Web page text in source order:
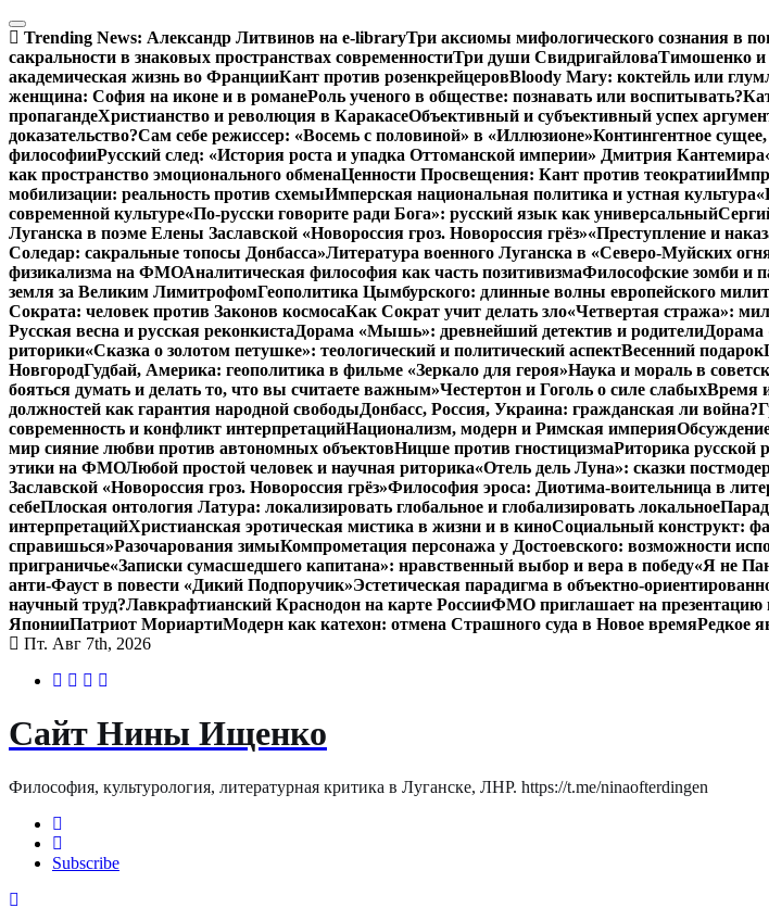
Перейти
к
содержимому
Trending News: Александр Литвинов на e-libraryТри аксиомы мифологического сознания в
сакральности в знаковых пространствах современностиТри души СвидригайловаТимошенко и
академическая жизнь во ФранцииКант против розенкрейцеровBloody Mary: коктейль или
женщина: София на иконе и в романеРоль ученого в обществе: познавать или воспитывать?
пропагандеХристианство и революция в КаракасеОбъективный и субъективный успех
доказательство?Сам себе режиссер: «Восемь с половиной» в «Иллюзионе»Контингентное
философииРусский след: «История роста и упадка Оттоманской империи» Дмитрия Кантемира
как пространство эмоционального обменаЦенности Просвещения: Кант против теократии
мобилизации: реальность против схемыИмперская национальная политика и устная культура
современной культуре«По-русски говорите ради Бога»: русский язык как универсальный
Луганска в поэме Елены Заславской «Новороссия гроз. Новороссия грёз»«Преступление и
Соледар: сакральные топосы Донбасса»Литература военного Луганска в «Северо-Муйских
физикализма на ФМОАналитическая философия как часть позитивизмаФилософские зомби и
земля за Великим ЛимитрофомГеополитика Цымбурского: длинные волны европейского
Сократа: человек против Законов космосаКак Сократ учит делать зло«Четвертая стража»:
Русская весна и русская реконкистаДорама «Мышь»: древнейший детектив и родители
риторики«Сказка о золотом петушке»: теологический и политический аспектВесенний подарок
НовгородГудбай, Америка: геополитика в фильме «Зеркало для героя»Наука и мораль в
бояться думать и делать то, что вы считаете важным»Честертон и Гоголь о силе слабыхВремя
должностей как гарантия народной свободыДонбасс, Россия, Украина: гражданская ли война?
современность и конфликт интерпретацийНационализм, модерн и Римская империя
мир сияние любви против автономных объектовНицше против гностицизмаРиторика русской
этики на ФМОЛюбой простой человек и научная риторика«Отель дель Луна»: сказки
Заславской «Новороссия гроз. Новороссия грёз»Философия эроса: Диотима-воительница в
себеПлоская онтология Латура: локализировать глобальное и глобализировать локальное
интерпретацийХристианская эротическая мистика в жизни и в киноСоциальный конструкт:
справишься»Разочарования зимыКомпрометация персонажа у Достоевского: возможности
приграничье«Записки сумасшедшего капитана»: нравственный выбор и вера в победу«Я не
анти-Фауст в повести «Дикий Подпоручик»Эстетическая парадигма в объектно-
научный труд?Лавкрафтианский Краснодон на карте РоссииФМО приглашает на презентацию
ЯпонииПатриот МориартиМодерн как катехон: отмена Страшного суда в Новое времяРедкое
Пт. Авг 7th, 2026
Сайт Нины Ищенко
Философия, культурология, литературная критика в Луганске, ЛНР. https://t.me/ninaofterdingen
Subscribe